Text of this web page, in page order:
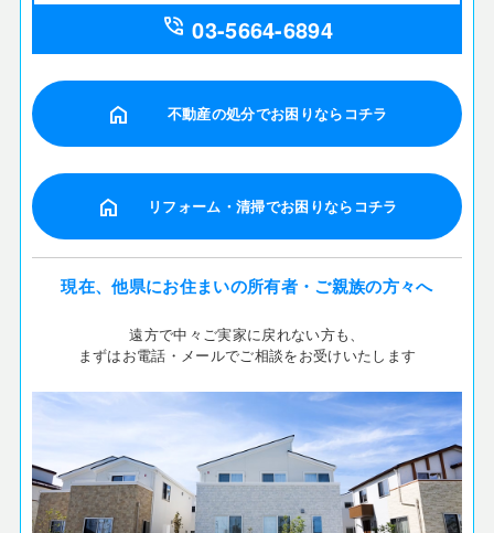
phone_in_talk 03-5664-6894
home 不動産の処分でお困りならコチラ
home リフォーム・清掃でお困りならコチラ
現在、他県にお住まいの所有者・ご親族の方々へ
遠方で中々ご実家に戻れない方も、
まずはお電話・メールでご相談をお受けいたします